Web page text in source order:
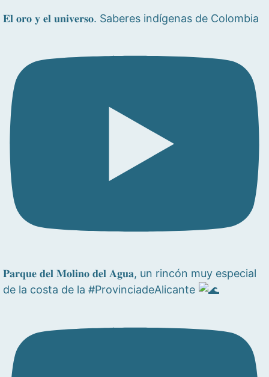
𝐄𝐥 𝐨𝐫𝐨 𝐲 𝐞𝐥 𝐮𝐧𝐢𝐯𝐞𝐫𝐬𝐨. Saberes indígenas de Colombia
𝐏𝐚𝐫𝐪𝐮𝐞 𝐝𝐞𝐥 𝐌𝐨𝐥𝐢𝐧𝐨 𝐝𝐞𝐥 𝐀𝐠𝐮𝐚, un rincón muy especial
de la costa de la #ProvinciadeAlicante